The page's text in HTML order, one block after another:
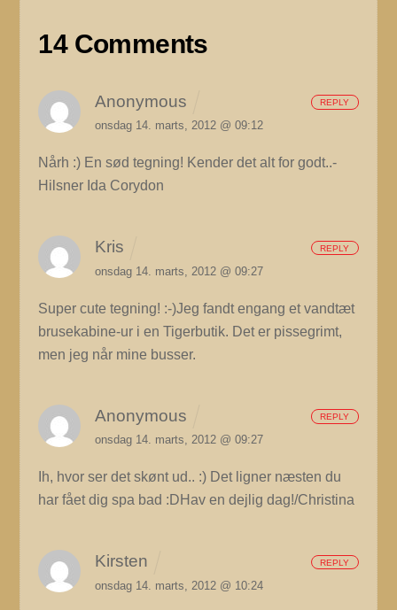
14 Comments
Anonymous
onsdag 14. marts, 2012 @ 09:12
Nårh :) En sød tegning! Kender det alt for godt..-
Hilsner Ida Corydon
REPLY
Kris
onsdag 14. marts, 2012 @ 09:27
Super cute tegning! :-)Jeg fandt engang et vandtæt
brusekabine-ur i en Tigerbutik. Det er pissegrimt,
men jeg når mine busser.
REPLY
Anonymous
onsdag 14. marts, 2012 @ 09:27
Ih, hvor ser det skønt ud.. :) Det ligner næsten du
har fået dig spa bad :DHav en dejlig dag!/Christina
REPLY
Kirsten
onsdag 14. marts, 2012 @ 10:24
REPLY